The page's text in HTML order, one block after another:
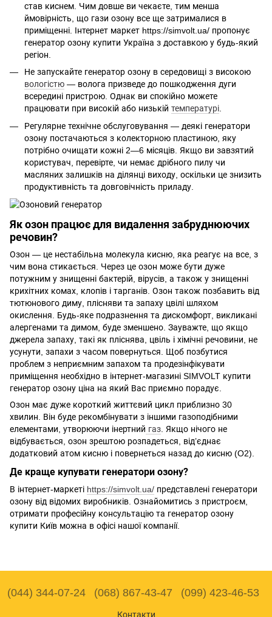
став киснем. Чим довше ви чекаєте, тим менша
ймовірність, що гази озону все ще затрималися в
приміщенні. Інтернет маркет https://simvolt.ua/ пропонує
генератор озону купити Україна з доставкою у будь-який
регіон.
Не запускайте генератор озону в середовищі з високою
вологістю — волога призведе до пошкодження дуги
всередині пристрою. Однак ви спокійно можете
працювати при високій або низькій температурі.
Регулярне технічне обслуговування — деякі генератори
озону постачаються з колекторною пластиною, яку
потрібно очищати кожні 2—6 місяців. Якщо ви завзятий
користувач, перевірте, чи немає дрібного пилу чи
масляних залишків на ділянці виходу, оскільки це знизить
продуктивність та довговічність приладу.
Як озон працює для видалення забруднюючих
речовин?
Озон — це нестабільна молекула кисню, яка реагує на все, з
чим вона стикається. Через це озон може бути дуже
потужним у знищенні бактерій, вірусів, а також у знищенні
крихітних комах, клопів і тарганів. Озон також позбавить від
тютюнового диму, плісняви та запаху цвілі шляхом
окислення. Будь-яке подразнення та дискомфорт, викликані
алергенами та димом, буде зменшено. Зауважте, що якщо
джерела запаху, такі як пліснява, цвіль і хімічні речовини, не
усунути, запахи з часом повернуться. Щоб позбутися
проблем з неприємним запахом та продезінфікувати
приміщення необхідно в інтернет-магазині SIMVOLT купити
генератор озону ціна на який Вас приємно порадує.
Озон має дуже короткий життєвий цикл приблизно 30
хвилин. Він буде рекомбінувати з іншими газоподібними
елементами, утворюючи інертний газ . Якщо нічого не
відбувається, озон зрештою розпадеться, від’єднає
додатковий атом кисню і повернеться назад до кисню (O2).
Де краще купувати генератори озону?
В інтернет-маркеті https://simvolt.ua/ представлені генератори
озону від відомих виробників. Ознайомитись з пристроєм,
отримати професійну консультацію та генератор озону
купити Київ можна в офісі нашої компанії.
(044) 344-07-24 (068) 867-43-47 (099) 423-46-53
Контакти